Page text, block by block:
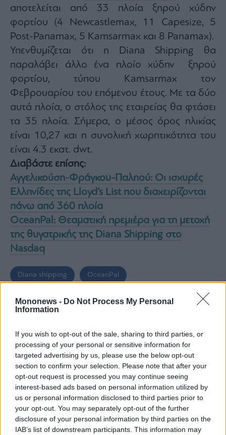
Mononews - Do Not Process My Personal
Information
If you wish to opt-out of the sale, sharing to third parties, or
processing of your personal or sensitive information for
targeted advertising by us, please use the below opt-out
section to confirm your selection. Please note that after your
opt-out request is processed you may continue seeing
interest-based ads based on personal information utilized by
us or personal information disclosed to third parties prior to
your opt-out. You may separately opt-out of the further
disclosure of your personal information by third parties on the
IAB’s list of downstream participants. This information may
Investor
Crypto
Χρηματιστηριακές
Ανακοινώσεις
Creative
Content
Branded
Content
Reports
&
Branded
Content
Calendar
Monocle
Media
Lab
Mononews100
στο
Newsletter
submitting
email,
agree
to
Terms
αποτελείται από 33 πλοία ξηρού χύδην
φορτίου (4 Newcastlemax, 11 Capesize, 5
Post-Panamax, 5 Kamsarmax και 8 Panamax).
Υπενθυμίζεται ότι η Diana Shipping θα
παραλάβει άλλο ένα πλοίο χύδην ξηρού
φορτίου, τύπου Kamsarmax τον
Φεβρουαρίου του επόμενου έτους. Με τα δύο
αυτά πλοία, ο στόλος της εταιρείας θα φτάσει
τα 35 πλοία. Σήμερα, ο μέσος όρος ηλικίας
είναι 10,27 και η συνολική χωρητικότητα του
είναι 4.3 εκατ. dwt.
Διαβάστε επίσης:
Αγγελικούση-Φράγκου-Παληού: Οι ισχυρές
Ελληνίδες της Lloyd’s List που διαχειρίζονται
πάνω από 360 πλοία
OceanPal: Θεαματική πρεμιέρα για τη μετοχή
της θυγατρικής της Diana Shipping στο
Nasdaq
Diana shipping OceanPal
Σεμίραμις Παληού
ΕΙΔΗΣΕΙΣ ΣΗΜΕΡΑ
Η απόδραση, η φούσκα και οι προφήτες της
Αποκάλυψης
Μοχάμεντ Σαλάχ: Γιατί πήγε στην
Τράμπζονσπορ – Πού βρήκαν τόσα λεφτά οι
Τούρκοι;